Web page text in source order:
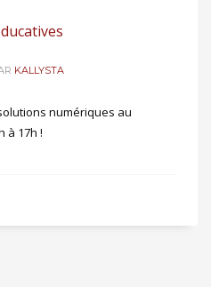
KALLYSTA
numériques au
à 17h !